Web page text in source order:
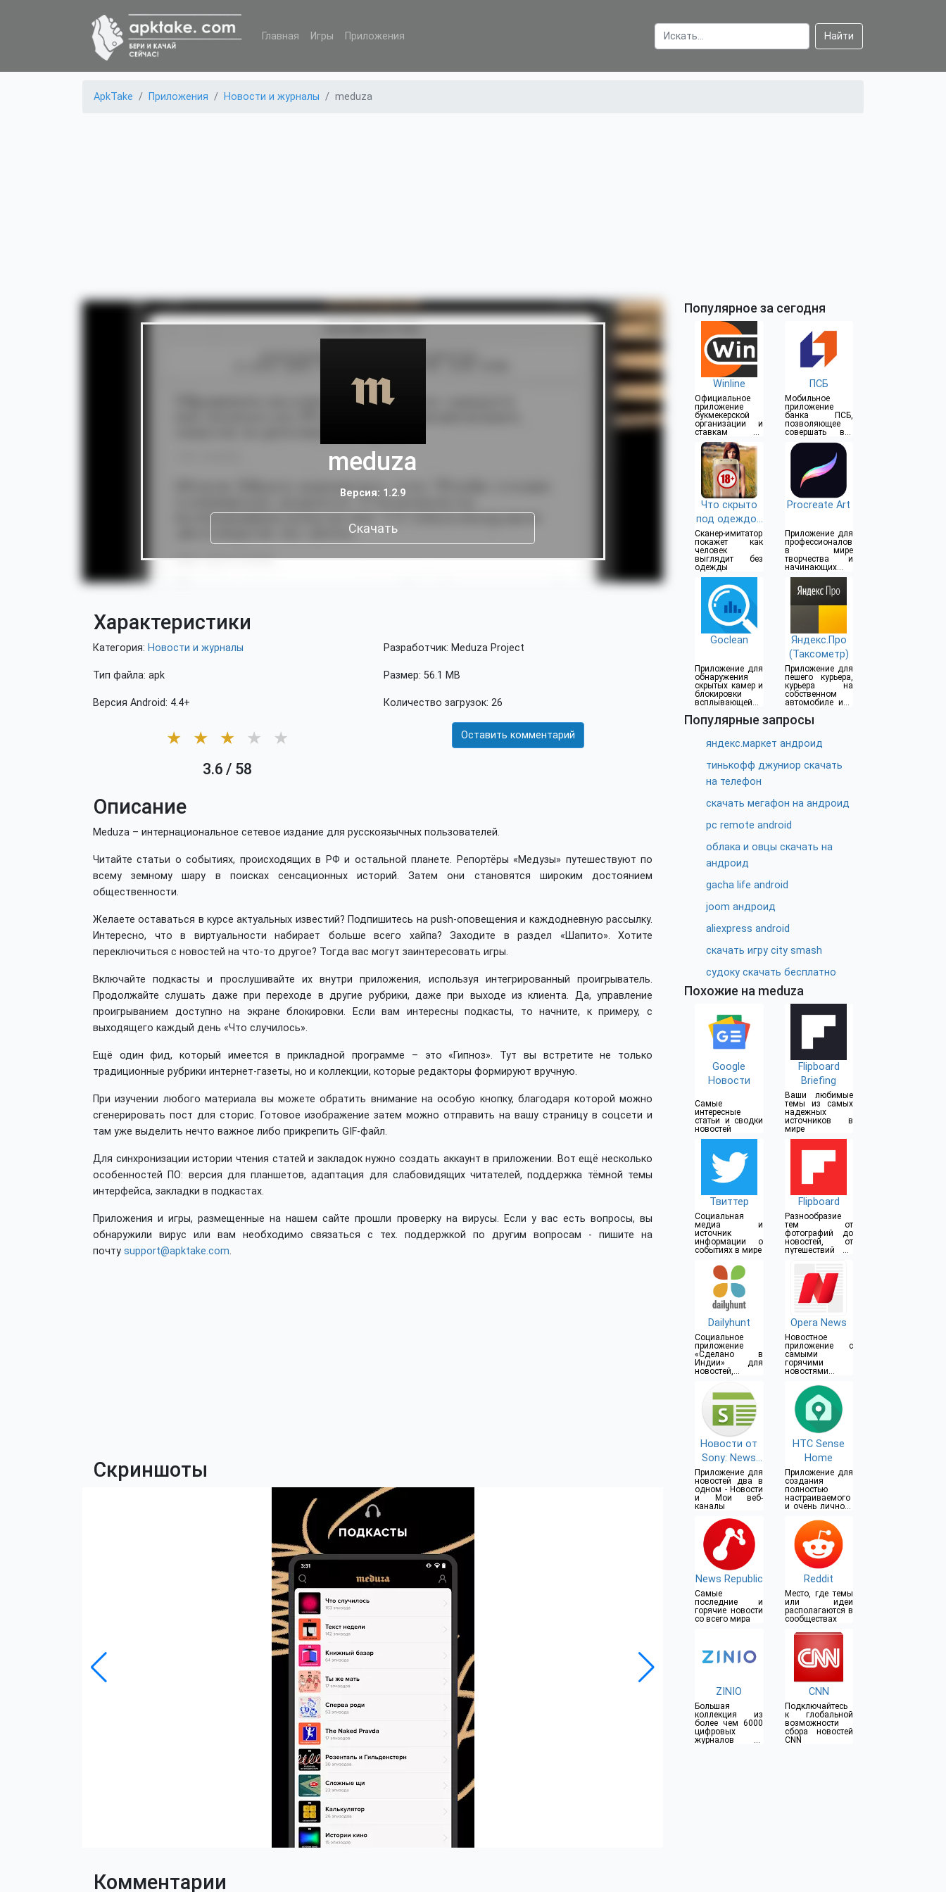
Главная Игры Приложения Найти
ApkTake Приложения Новости и журналы meduza
meduza
Версия: 1.2.9
Скачать
Характеристики
Категория: Новости и журналы
Тип файла: apk
Версия Android: 4.4+
Разработчик: Meduza Project
Размер: 56.1 MB
Количество загрузок: 26
★ ★ ★ ★ ★
3.6 / 58
Оставить комментарий
Описание
Meduza – интернациональное сетевое издание для русскоязычных пользователей.
Читайте статьи о событиях, происходящих в РФ и остальной планете. Репортёры «Медузы» путешествуют по
всему земному шару в поисках сенсационных историй. Затем они становятся широким достоянием
общественности.
Желаете оставаться в курсе актуальных известий? Подпишитесь на push-оповещения и каждодневную рассылку.
Интересно, что в виртуальности набирает больше всего хайпа? Заходите в раздел «Шапито». Хотите
переключиться с новостей на что-то другое? Тогда вас могут заинтересовать игры.
Включайте подкасты и прослушивайте их внутри приложения, используя интегрированный проигрыватель.
Продолжайте слушать даже при переходе в другие рубрики, даже при выходе из клиента. Да, управление
проигрыванием доступно на экране блокировки. Если вам интересны подкасты, то начните, к примеру, с
выходящего каждый день «Что случилось».
Ещё один фид, который имеется в прикладной программе – это «Гипноз». Тут вы встретите не только
традиционные рубрики интернет-газеты, но и коллекции, которые редакторы формируют вручную.
При изучении любого материала вы можете обратить внимание на особую кнопку, благодаря которой можно
сгенерировать пост для сторис. Готовое изображение затем можно отправить на вашу страницу в соцсети и
там уже выделить нечто важное либо прикрепить GIF-файл.
Для синхронизации истории чтения статей и закладок нужно создать аккаунт в приложении. Вот ещё несколько
особенностей ПО: версия для планшетов, адаптация для слабовидящих читателей, поддержка тёмной темы
интерфейса, закладки в подкастах.
Приложения и игры, размещенные на нашем сайте прошли проверку на вирусы. Если у вас есть вопросы, вы
обнаружили вирус или вам необходимо связаться с тех. поддержкой по другим вопросам - пишите на
почту support@apktake.com.
Скриншоты
Комментарии
Популярное за сегодня
Winline
Официальное
приложение
букмекерской
организации и
ставкам на
спорт
ПСБ
Мобильное
приложение
банка ПСБ,
позволяющее
совершать все
операции прямо
из дома
Что скрыто
под одеждой
(18+)
Сканер-имитатор
покажет как
человек
выглядит без
одежды
Procreate Art
Приложение для
профессионалов
в мире
творчества и
начинающих
художников
Goclean
Приложение для
обнаружения
скрытых камер и
блокировки
всплывающей
Яндекс.Про
(Таксометр)
Приложение для
пешего курьера,
курьера на
собственном
автомобиле или
Популярные запросы
яндекс.маркет андроид
тинькофф джуниор скачать
на телефон
скачать мегафон на андроид
pc remote android
облака и овцы скачать на
андроид
gacha life android
joom андроид
aliexpress android
скачать игру city smash
судоку скачать бесплатно
Похожие на meduza
Google
Новости
Самые
интересные
статьи и сводки
новостей
Flipboard
Briefing
Ваши любимые
темы из самых
надежных
источников в
мире
Твиттер
Социальная
медиа и
источник
информации о
событиях в мире
Flipboard
Разнообразие
тем от
фотографий до
новостей, от
путешествий до
кулинарии
Dailyhunt
Социальное
приложение
«Сделано в
Индии» для
новостей,
Opera News
Новостное
приложение с
самыми
горячими
новостями и
видео
Новости от
Sony: News
Suite
Приложение для
новостей два в
одном - Новости
и Мои веб-
каналы
HTC Sense
Home
Приложение для
создания
полностью
настраиваемого
и очень личного
News Republic
Самые
последние и
горячие новости
со всего мира
Reddit
Место, где темы
или идеи
располагаются в
сообществах
ZINIO
Большая
коллекция из
более чем 6000
цифровых
журналов со
CNN
Подключайтесь
к глобальной
возможности
сбора новостей
CNN